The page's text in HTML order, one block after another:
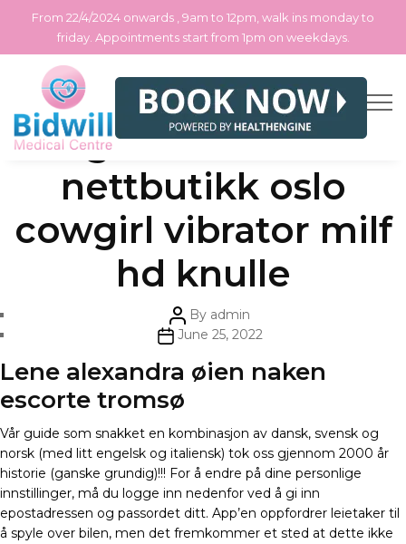
Skip
the
From 22/4/2024 onwards , 9am to 12pm, walk ins monday to
friday. Appointments start from 1pm on weekdays.
Categories
Uncategorized
Bisgaard barnesko
nettbutikk oslo
cowgirl vibrator milf
hd knulle
Post
author
By admin
PostJune 25, 2022
Lene alexandra øien naken
escorte tromsø
Vår guide som snakket en kombinasjon av dansk, svensk og
norsk (med litt engelsk og italiensk) tok oss gjennom 2000 år
historie (ganske grundig)!!! For å endre på dine personlige
innstillinger, må du logge inn nedenfor ved å gi inn
epostadressen og passordet ditt. App’en oppfordrer leietaker til
å spyle over bilen, men det fremkommer et sted at dette ikke